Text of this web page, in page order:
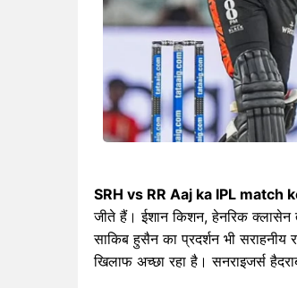
SRH vs RR Aaj ka IPL match
जीते हैं। ईशान किशन, हेनरिक क्लासेन
साकिब हुसैन का प्रदर्शन भी सराहनीय
खिलाफ अच्छा रहा है। सनराइजर्स